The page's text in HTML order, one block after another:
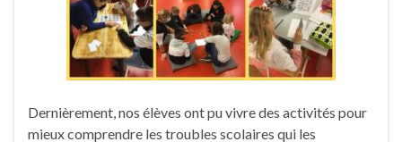
Dernièrement, nos élèves ont pu vivre des activités pour
mieux comprendre les troubles scolaires qui les